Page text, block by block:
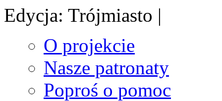
Edycja: Trójmiasto |
O projekcie
Nasze patronaty
Poproś o pomoc